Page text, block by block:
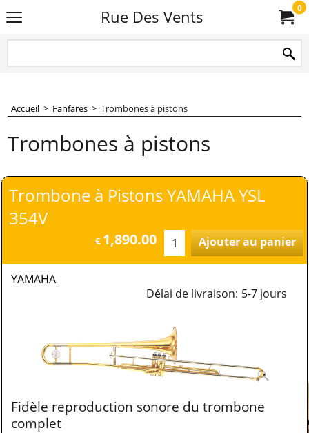
Rue Des Vents 0
Accueil > Fanfares > Trombones à pistons
Trombones à pistons
Trombone à Pistons YAMAHA YSL
354V
€ 1,890.00 Ajouter au panier
YAMAHA
Délai de livraison: 5-7 jours
Fidèle reproduction sonore du trombone
complet